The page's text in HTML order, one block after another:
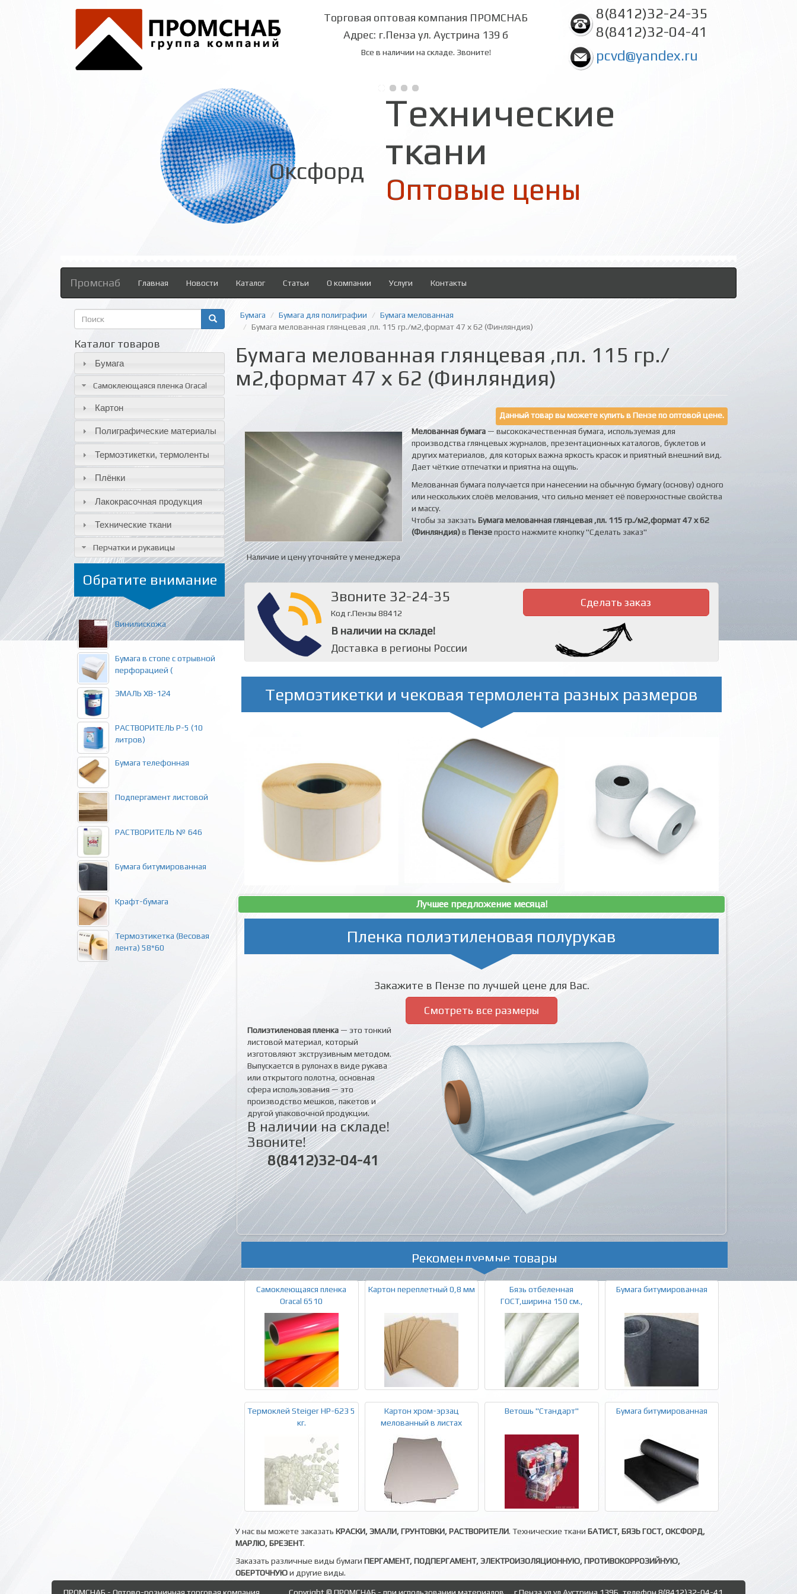
Торговая оптовая компания ПРОМСНАБ
Адрес: г.Пенза ул. Аустрина 139 б
Все в наличии на складе. Звоните!
8(8412)32-24-35
8(8412)32-04-41
pcvd@yandex.ru
Технические
ткани
Оксфорд
Оптовые цены
Промснаб Главная Новости Каталог Статьи О компании Услуги Контакты
Форма
поиска
Каталог товаров
Бумага
Самоклеющаяся пленка Oracal
Картон
Полиграфические материалы
Термоэтикетки, термоленты
Плёнки
Лакокрасочная продукция
Технические ткани
Перчатки и рукавицы
Обратите внимание
Винилискожа
Бумага в стопе с отрывной
перфорацией (
ЭМАЛЬ ХВ-124
РАСТВОРИТЕЛЬ Р-5 (10
литров)
Бумага телефонная
Подпергамент листовой
РАСТВОРИТЕЛЬ № 646
Бумага битумированная
Крафт-бумага
Термоэтикетка (Весовая
лента) 58*60
Бумага Бумага для полиграфии
Бумага мелованная
Бумага мелованная глянцевая ,пл. 115 гр./м2,формат 47 х 62 (Финляндия)
Бумага мелованная глянцевая ,пл. 115 гр./
м2,формат 47 х 62 (Финляндия)
Данный товар вы можете купить в Пензе по оптовой цене.
Наличие и цену уточняйте у менеджера
Мелованная бумага— высококачественная бумага, используемая для
производства глянцевых журналов, презентационных каталогов, буклетов и
других материалов, для которых важна яркость красок и приятный внешний вид.
Дает чёткие отпечатки и приятна на ощупь.
Мелованная бумага получается при нанесении на обычную бумагу (основу) одного
или нескольких слоёв мелования, что сильно меняет её поверхностные свойства
и массу.
Чтобы за закзать Бумага мелованная глянцевая ,пл. 115 гр./м2,формат 47 х 62
(Финляндия)вПензепросто нажмите кнопку "Сделать заказ"
Звоните 32-24-35
Код г.Пензы 88412
В наличии на складе!
Доставка в регионы России
Сделать заказ
Термоэтикетки и чековая термолента разных размеров
Лучшее предложение месяца!
Пленка полиэтиленовая полурукав
Закажите в Пензе по лучшей цене для Вас.
Смотреть все размеры
Полиэтиленовая пленка — это тонкий
листовой материал, который
изготовляют экструзивным методом.
Выпускается в рулонах в виде рукава
или открытого полотна, основная
сфера использования — это
производство мешков, пакетов и
другой упаковочной продукции.
В наличии на складе!
Звоните!
8(8412)32-04-41
Рекомендуемые товары
Самоклеющаяся пленка
Oracal 6510
Картон переплетный 0,8 мм
Бязь отбеленная
ГОСТ,ширина 150 см.,
Бумага битумированная
Термоклей Steiger HP-623 5
кг.
Картон хром-эрзац
мелованный в листах
Ветошь "Стандарт" Бумага битумированная
У нас вы можете заказать КРАСКИ, ЭМАЛИ, ГРУНТОВКИ, РАСТВОРИТЕЛИ. Технические ткани БАТИСТ, БЯЗЬ ГОСТ, ОКСФОРД,
МАРЛЮ, БРЕЗЕНТ.
Заказать различные виды бумаги ПЕРГАМЕНТ, ПОДПЕРГАМЕНТ, ЭЛЕКТРОИЗОЛЯЦИОННУЮ, ПРОТИВОКОРРОЗИЙНУЮ,
ОБЕРТОЧНУЮи другие виды.
ПРОМСНАБ - Оптово-розничная торговая компания Copyright © ПРОМСНАБ - при использовании материалов г.Пенза ул.ул.Аустрина 139Б, телефон 8(8412)32-04-41